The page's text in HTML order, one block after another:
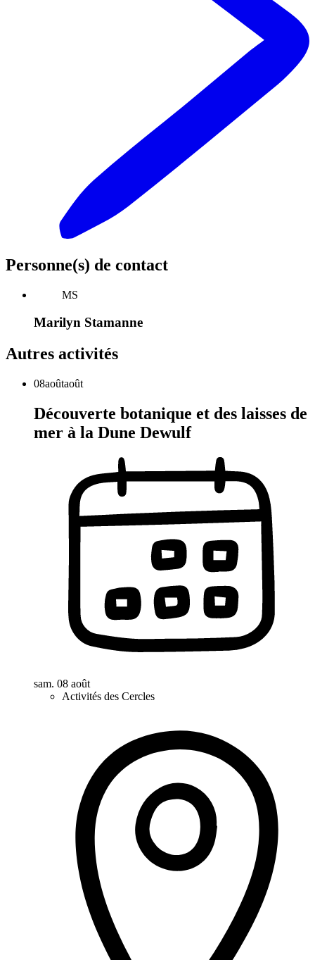
Personne(s) de contact
MS
Marilyn Stamanne
Autres activités
08aoûtaoût
Découverte botanique et des laisses de
mer à la Dune Dewulf
sam. 08 août
Activités des Cercles